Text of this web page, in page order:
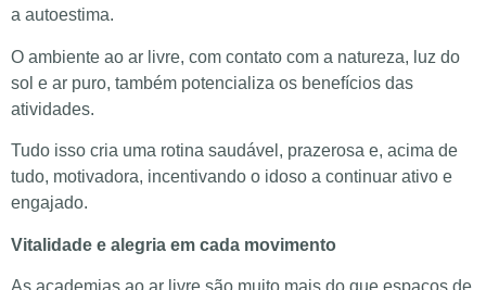
a autoestima.
O ambiente ao ar livre, com contato com a natureza, luz do
sol e ar puro, também potencializa os benefícios das
atividades.
Tudo isso cria uma rotina saudável, prazerosa e, acima de
tudo, motivadora, incentivando o idoso a continuar ativo e
engajado.
Vitalidade e alegria em cada movimento
As academias ao ar livre são muito mais do que espaços de